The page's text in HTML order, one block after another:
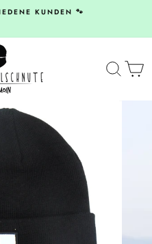
KUNDEN 🐾